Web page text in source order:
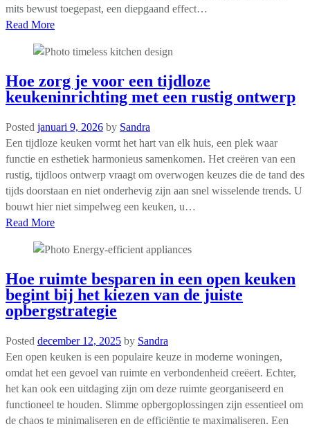
mits bewust toegepast, een diepgaand effect…
Read More
Hoe zorg je voor een tijdloze
keukeninrichting met een rustig ontwerp
Posted januari 9, 2026 by Sandra
Een tijdloze keuken vormt het hart van elk huis, een plek waar
functie en esthetiek harmonieus samenkomen. Het creëren van een
rustig, tijdloos ontwerp vraagt om overwogen keuzes die de tand des
tijds doorstaan en niet onderhevig zijn aan snel wisselende trends. U
bouwt hier niet simpelweg een keuken, u…
Read More
Hoe ruimte besparen in een open keuken
begint bij het kiezen van de juiste
opbergstrategie
Posted december 12, 2025 by Sandra
Een open keuken is een populaire keuze in moderne woningen,
omdat het een gevoel van ruimte en verbondenheid creëert. Echter,
het kan ook een uitdaging zijn om deze ruimte georganiseerd en
functioneel te houden. Slimme opbergoplossingen zijn essentieel om
de chaos te minimaliseren en de efficiëntie te maximaliseren. Een